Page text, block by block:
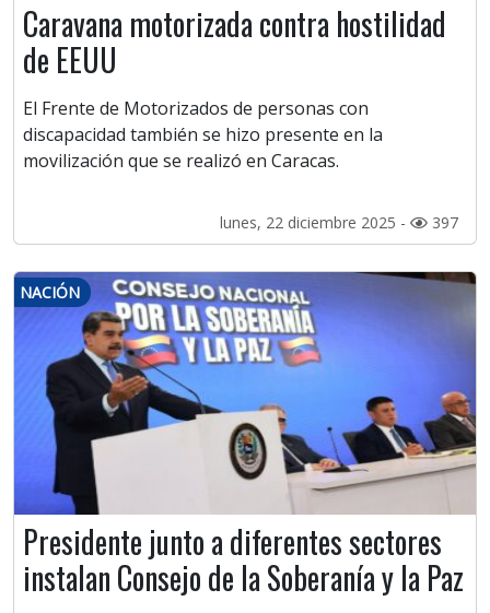
Caravana motorizada contra hostilidad
de EEUU
El Frente de Motorizados de personas con
discapacidad también se hizo presente en la
movilización que se realizó en Caracas.
lunes, 22 diciembre 2025 - 397
NACIÓN
Presidente junto a diferentes sectores
instalan Consejo de la Soberanía y la Paz